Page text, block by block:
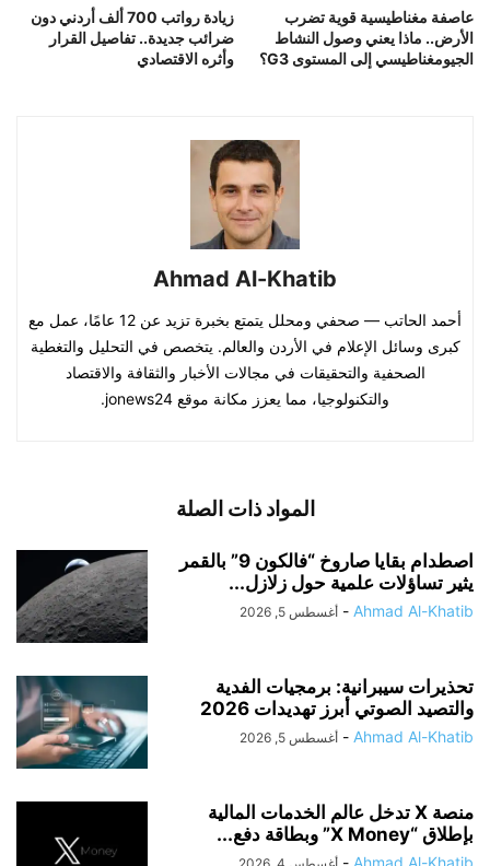
زيادة رواتب 700 ألف أردني دون
ضرائب جديدة.. تفاصيل القرار
وأثره الاقتصادي
عاصفة مغناطيسية قوية تضرب
الأرض.. ماذا يعني وصول النشاط
الجيومغناطيسي إلى المستوى G3؟
Ahmad Al-Khatib
أحمد الحاتب — صحفي ومحلل يتمتع بخبرة تزيد عن 12 عامًا، عمل مع
كبرى وسائل الإعلام في الأردن والعالم. يتخصص في التحليل والتغطية
الصحفية والتحقيقات في مجالات الأخبار والثقافة والاقتصاد
والتكنولوجيا، مما يعزز مكانة موقع jonews24.
المواد ذات الصلة
اصطدام بقايا صاروخ “فالكون 9” بالقمر
يثير تساؤلات علمية حول زلازل...
Ahmad Al-Khatib
- أغسطس 5, 2026
تحذيرات سيبرانية: برمجيات الفدية
والتصيد الصوتي أبرز تهديدات 2026
Ahmad Al-Khatib
- أغسطس 5, 2026
منصة X تدخل عالم الخدمات المالية
بإطلاق “X Money” وبطاقة دفع...